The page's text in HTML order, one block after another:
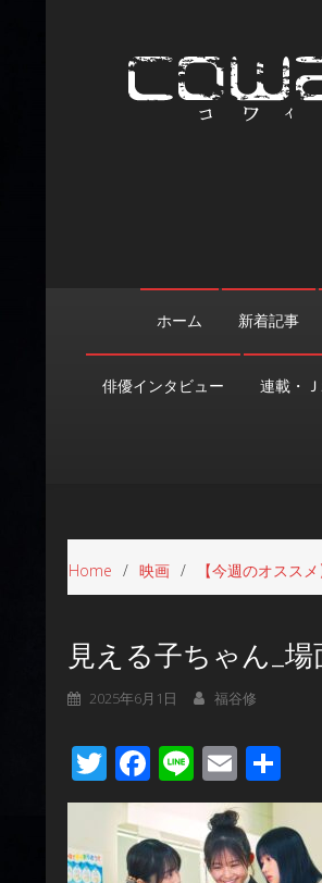
ホーム 新着記事
俳優インタビュー 連載・
Home 映画 【今週のオスス
見える子ちゃん_場
2025年6月1日 福谷修
TwitterFacebook
LineEmail
有